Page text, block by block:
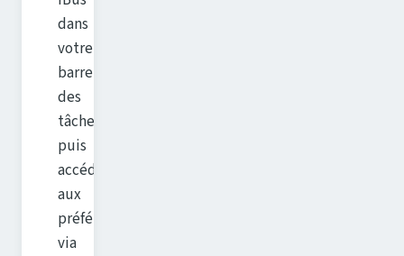
dans
votre
barre
des
tâches,
puis
accéder
aux
préférences
via